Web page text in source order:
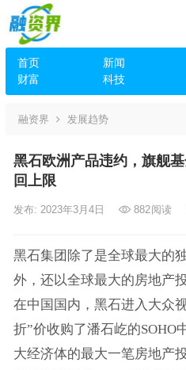
首页 新闻
财富
科技
融资界 发展趋势
黑石欧洲产品违约，旗舰
回上限
发布: 2023年3月4日 882阅读
黑石集团除了是全球最大的
外，还以全球最大的房地产
在中国国内，黑石进入大众
折”价收购了潘石屹的SOHO
大经济体的最大一笔房地产投